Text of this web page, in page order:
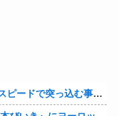
【動画】走り屋が先行のスクーターに猛スピードで突っ込む事故。